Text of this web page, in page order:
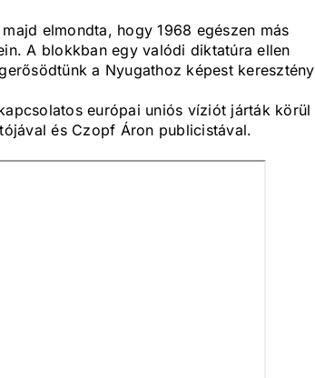
elmondta, hogy 1968 egészen más
A blokkban egy valódi diktatúra ellen
a Nyugathoz képest keresztény
európai uniós víziót járták körül
és Czopf Áron publicistával.